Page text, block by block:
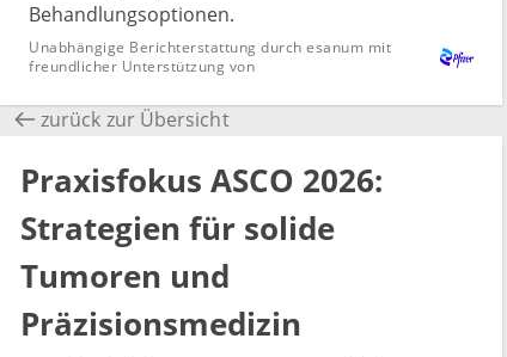
Behandlungsoptionen.
Unabhängige Berichterstattung durch esanum mit
freundlicher Unterstützung von
zurück zur Übersicht
Praxisfokus ASCO 2026:
Strategien für solide
Tumoren und
Präzisionsmedizin